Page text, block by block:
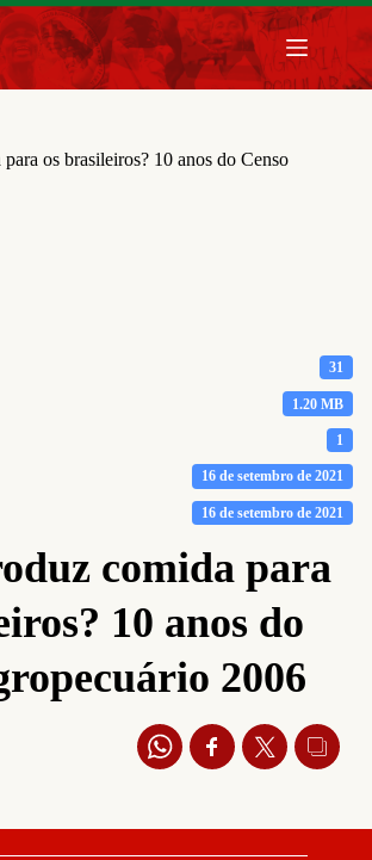
os brasileiros? 10 anos do Censo
31
1.20 MB
1
16 de setembro de 2021
16 de setembro de 2021
comida para
10 anos do
2006